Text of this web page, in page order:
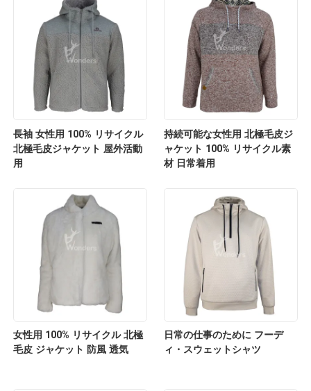
長袖 女性用 100% リサイクル
北極毛皮ジャケット 屋外活動
用
持続可能な女性用 北極毛皮ジ
ャケット 100% リサイクル素
材 日常着用
女性用 100% リサイクル 北極
毛皮 ジャケット 防風 透気
日常の仕事のために フーデ
ィ・スウェットシャツ